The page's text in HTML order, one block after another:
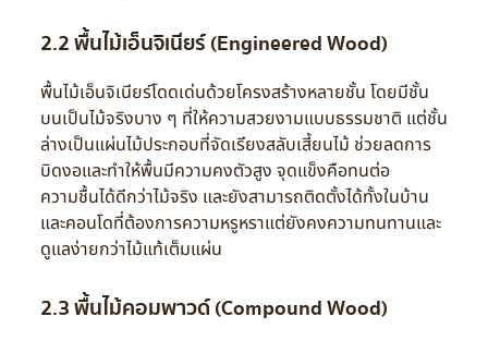
2.2 พื้นไม้เอ็นจิเนียร์ (Engineered Wood)
พื้นไม้เอ็นจิเนียร์โดดเด่นด้วยโครงสร้างหลายชั้น โดยมีชั้น
บนเป็นไม้จริงบาง ๆ ที่ให้ความสวยงามแบบธรรมชาติ แต่ชั้น
ล่างเป็นแผ่นไม้ประกอบที่จัดเรียงสลับเสี้ยนไม้ ช่วยลดการ
บิดงอและทำให้พื้นมีความคงตัวสูง จุดแข็งคือทนต่อ
ความชื้นได้ดีกว่าไม้จริง และยังสามารถติดตั้งได้ทั้งในบ้าน
และคอนโดที่ต้องการความหรูหราแต่ยังคงความทนทานและ
ดูแลง่ายกว่าไม้แท้เต็มแผ่น
2.3 พื้นไม้คอมพาวด์ (Compound Wood)